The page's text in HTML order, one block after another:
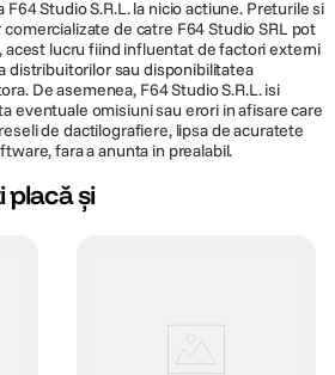
Studio S.R.L. la nicio actiune. Preturile si
de catre F64 Studio SRL pot
lucru fiind influentat de factori externi
distribuitorilor sau disponibilitatea
De asemenea, F64 Studio S.R.L. isi
eventuale omisiuni sau erori in afisare care
de dactilografiere, lipsa de acuratete
fara a anunta in prealabil.
placă și